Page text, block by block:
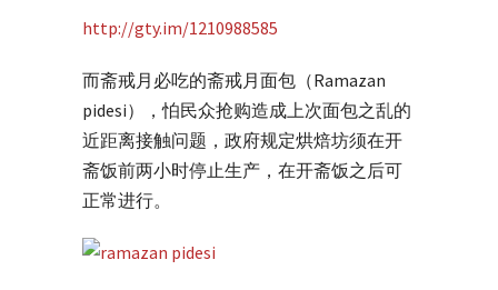
http://gty.im/1210988585
而斋戒月必吃的斋戒月面包（Ramazan
pidesi），怕民众抢购造成上次面包之乱的
近距离接触问题，政府规定烘焙坊须在开
斋饭前两小时停止生产，在开斋饭之后可
正常进行。